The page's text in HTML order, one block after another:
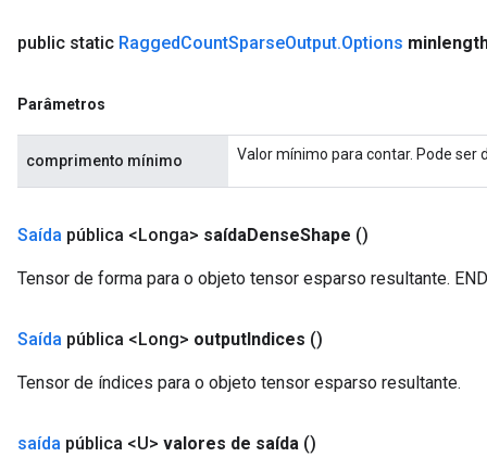
public static RaggedCountSparseOutput.Options
Parâmetros
comprimento mínimo Valor mínimo para contar. Pode ser
Saída pública <Longa> saídaDenseShape ()
Tensor de forma para o objeto tensor esparso resultante.
Saída pública <Long> outputIndices ()
Tensor de índices para o objeto tensor esparso resultante.
saída pública <U> valores de saída ()